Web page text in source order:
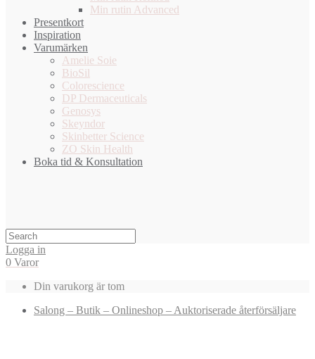
Min rutin Advanced
Presentkort
Inspiration
Varumärken
Amelie Soie
BioSil
Colorescience
DP Dermaceuticals
Genosys
Skeyndor
Skinbetter Science
ZO Skin Health
Boka tid & Konsultation
Logga in
0 Varor
Din varukorg är tom
Salong – Butik – Onlineshop – Auktoriserade återförsäljare